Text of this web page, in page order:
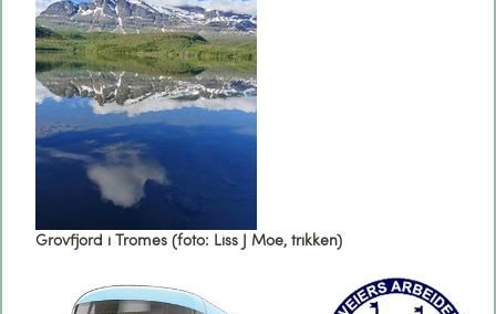
Grovfjord i Tromes (foto: Liss J Moe, trikken)